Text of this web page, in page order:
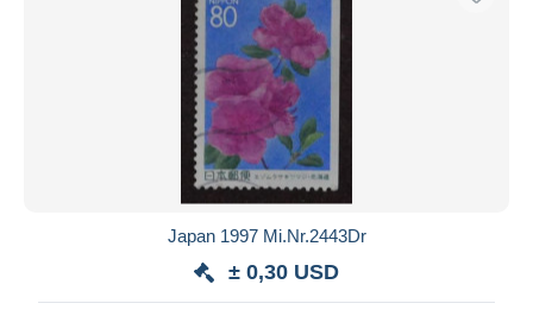
Japan 1997 Mi.Nr.2443Dr
± 0,30 USD